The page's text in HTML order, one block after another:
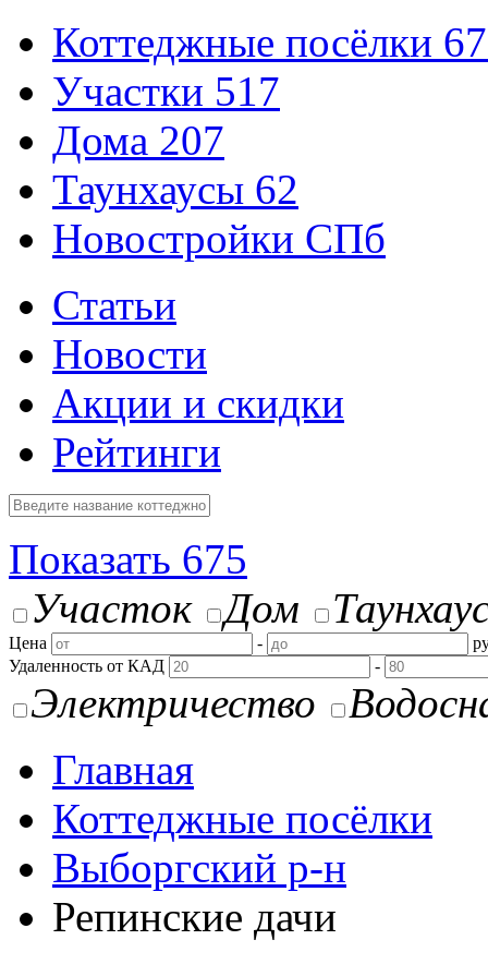
Коттеджные посёлки
Участки 517
Дома 207
Таунхаусы 62
Новостройки СПб
Статьи
Новости
Акции и скидки
Рейтинги
Показать 675
Участок
Дом
Цена -
Удаленность от КАД
-
Электричество
Главная
Коттеджные посёлки
Выборгский р-н
Репинские дачи